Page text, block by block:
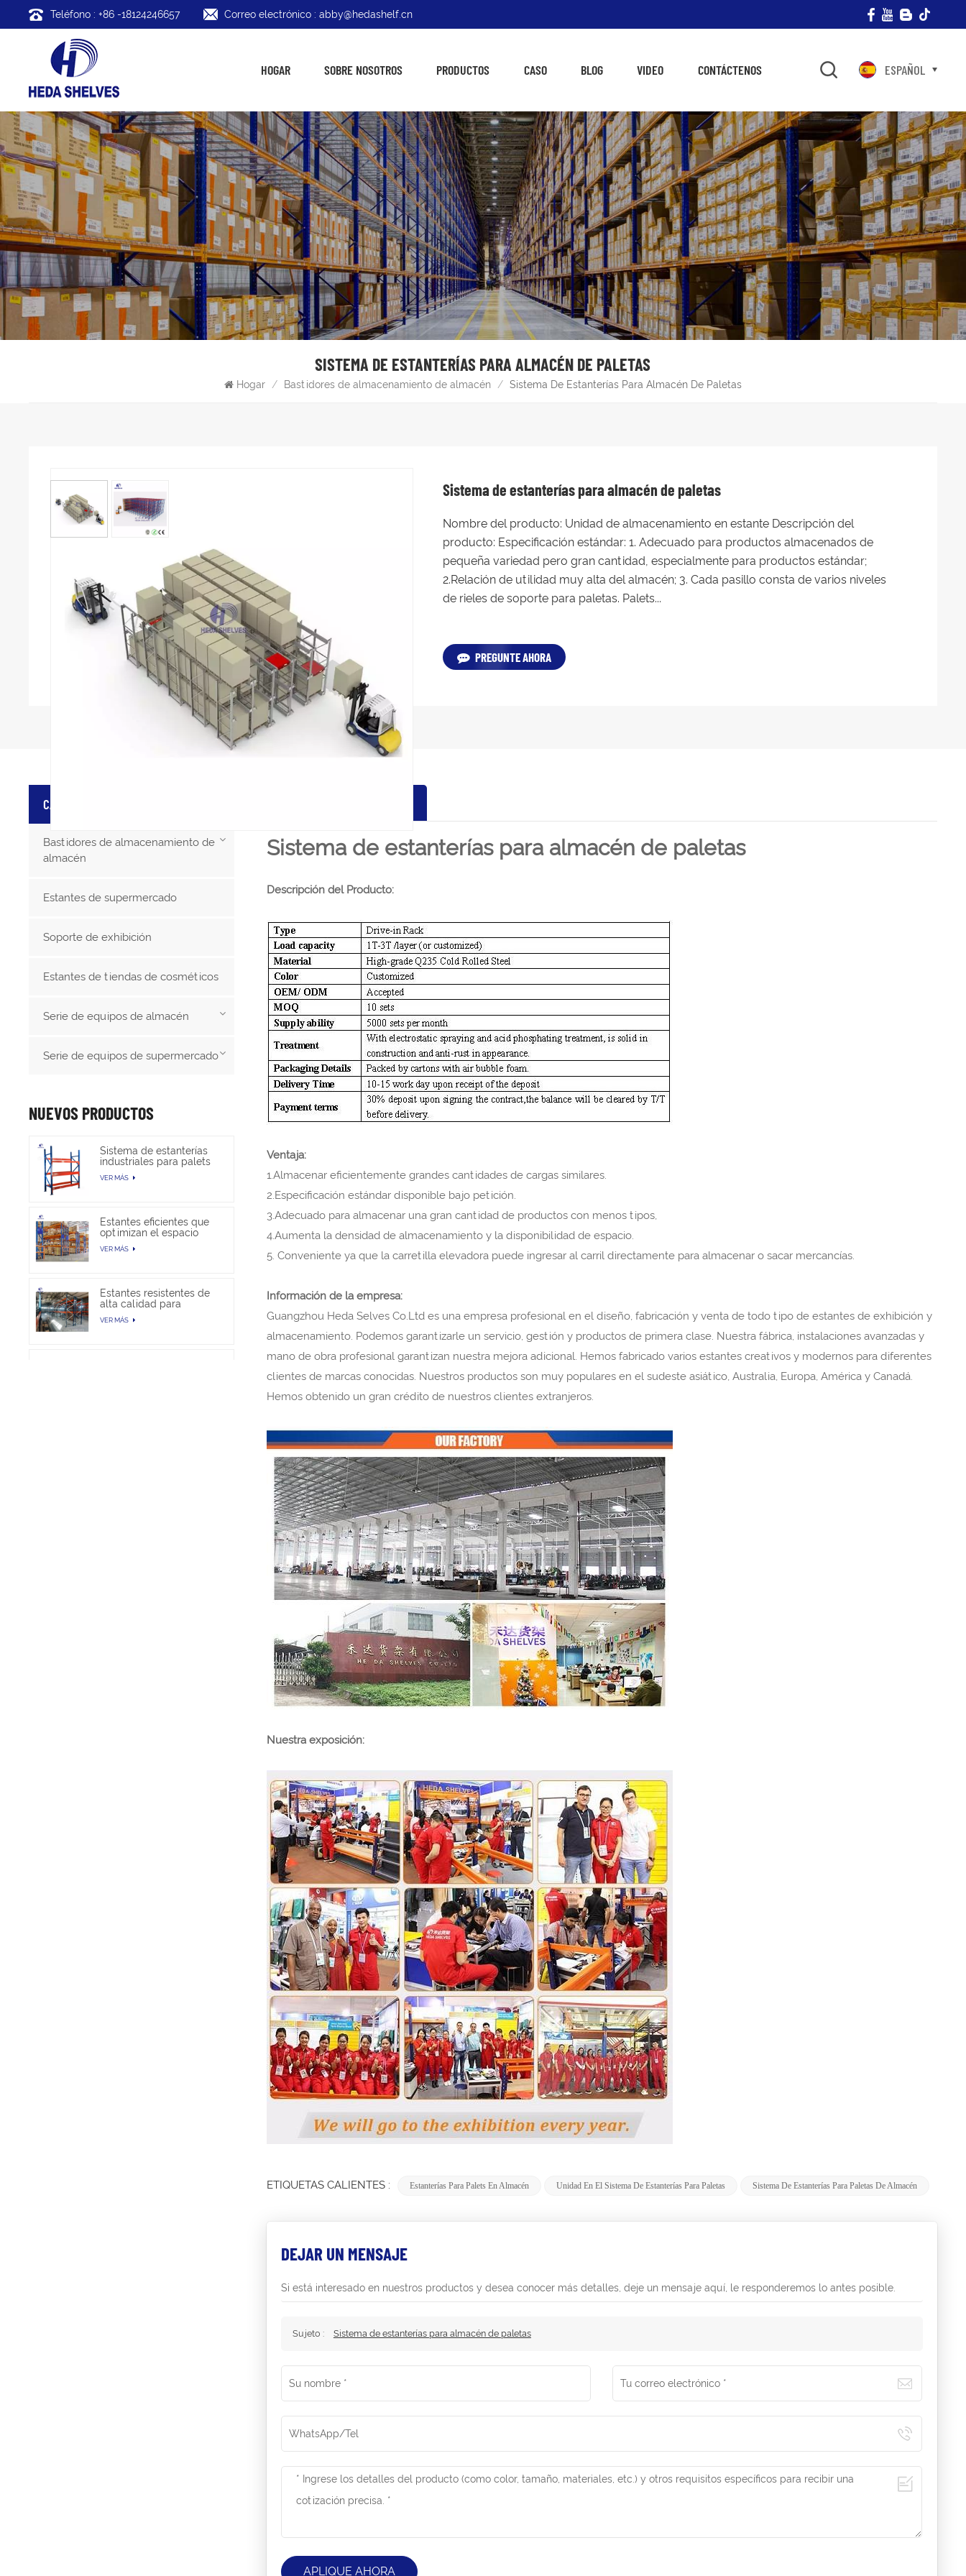
Teléfono : +86 -18124246657 Correo electrónico : abby@hedashelf.cn
HOGAR SOBRE NOSOTROS PRODUCTOS CASO BLOG VIDEO CONTÁCTENOS ESPAÑOL
SISTEMA DE ESTANTERÍAS PARA ALMACÉN DE PALETAS
Hogar / Bastidores de almacenamiento de almacén / Sistema De Estanterías Para Almacén De Paletas
Sistema de estanterías para almacén de paletas
Nombre del producto: Unidad de almacenamiento en estante Descripción del
producto: Especificación estándar: 1. Adecuado para productos almacenados de
pequeña variedad pero gran cantidad, especialmente para productos estándar;
2.Relación de utilidad muy alta del almacén; 3. Cada pasillo consta de varios niveles
de rieles de soporte para paletas. Palets...
PREGUNTE AHORA
Sistema de estanterías para almacén de paletas
Descripción del Producto:
Ventaja:
1.Almacenar eficientemente grandes cantidades de cargas similares.
2.Especificación estándar disponible bajo petición.
3.Adecuado para almacenar una gran cantidad de productos con menos tipos,
4.Aumenta la densidad de almacenamiento y la disponibilidad de espacio.
5. Conveniente ya que la carretilla elevadora puede ingresar al carril directamente para almacenar o sacar mercancías.
Información de la empresa:
Guangzhou Heda Selves Co.Ltd es una empresa profesional en el diseño, fabricación y venta de todo tipo de estantes de exhibición y
almacenamiento. Podemos garantizarle un servicio, gestión y productos de primera clase. Nuestra fábrica, instalaciones avanzadas y
mano de obra profesional garantizan nuestra mejora adicional. Hemos fabricado varios estantes creativos y modernos para diferentes
clientes de marcas conocidas. Nuestros productos son muy populares en el sudeste asiático, Australia, Europa, América y Canadá.
Hemos obtenido un gran crédito de nuestros clientes extranjeros.
Nuestra exposición:
ETIQUETAS CALIENTES : Estanterías Para Palets En Almacén Unidad En El Sistema De Estanterías Para Paletas Sistema De Estanterías Para Paletas De Almacén
DEJAR UN MENSAJE
Si está interesado en nuestros productos y desea conocer más detalles, deje un mensaje aquí, le responderemos lo antes posible.
Sujeto : Sistema de estanterías para almacén de paletas
APLIQUE AHORA
CATEGORÍAS DE PRODUCTO
Bastidores de almacenamiento de
almacén
Estantes de supermercado
Soporte de exhibición
Estantes de tiendas de cosméticos
Serie de equipos de almacén
Serie de equipos de supermercado
NUEVOS PRODUCTOS
Sistema de estanterías
industriales para palets
de alta resistencia para
almacenamiento en
VER MÁS
Estantes eficientes que
optimizan el espacio
para trabajos pesados
en almacenes
VER MÁS
Estantes resistentes de
alta calidad para
almacén
VER MÁS